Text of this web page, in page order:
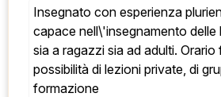
Insegnato con esperienza pluriennale, paziente,
capace nell\'insegnamento delle
sia a ragazzi sia ad adulti. Orario
possibilità di lezioni private, di
formazione